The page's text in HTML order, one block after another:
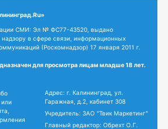
СМИ: Эл № ФС77-43520, выдано
в сфере связи, информационных
(Роскомнадзор) 17 января 2011 г.
для просмотра лицам младше 18 лет.
или
Адрес: г. Калининград, ул.
Гаражная, д.2, кабинет 308
Учредитель: ЗАО "Твик Маркетинг"
Главный редактор: Обрехт О.Г.